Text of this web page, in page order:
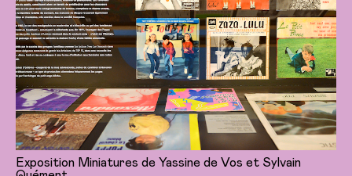
Exposition Miniatures de Yassine de Vos et Sylvain